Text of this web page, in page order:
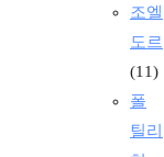
조엘
도르
(11)
폴
틸리